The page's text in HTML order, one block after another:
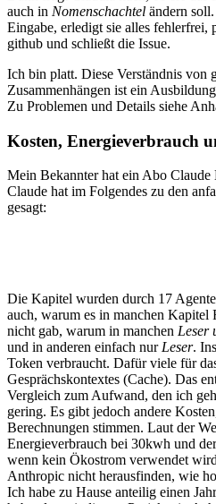
auch in Nomenschachtel ändern
Eingabe, erledigt sie alles fehlerfrei,
github und schließt die Issue.
Ich bin platt. Diese Verständnis von
Zusammenhängen ist ein
Zu Problemen und Details siehe
Kosten, Energieverbrauch
Mein Bekannter hat ein Abo
Claude hat im Folgendes zu den
gesagt:
Die Kapitel wurden durch 17
auch, warum es in manchen Kapitel
nicht gab, warum in manchen Leser
und in anderen einfach nurLeser.
Token verbraucht. Dafür viele für
Gesprächskontextes (Cache). Das
Vergleich zum Aufwand, den ich
gering. Es gibt jedoch andere
Berechnungen stimmen. Laut der
Energieverbrauch bei 30kwh und
wenn kein Ökostrom verwendet
Anthropic nicht herausfinden, wie
Ich habe zu Hause anteilig einen